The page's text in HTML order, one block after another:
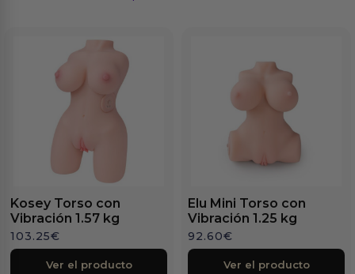
Kosey Torso con
Vibración 1.57 kg
103.25€
Ver el producto
Elu Mini Torso con
Vibración 1.25 kg
92.60€
Ver el producto